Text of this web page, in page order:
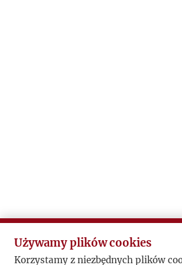
Używamy plików cookies
Korzystamy z niezbędnych plików